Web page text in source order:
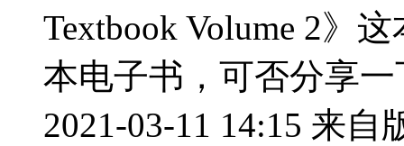
Textbook Volume 2》
本电子书，可否分享一
2021-03-11 14:15 来自